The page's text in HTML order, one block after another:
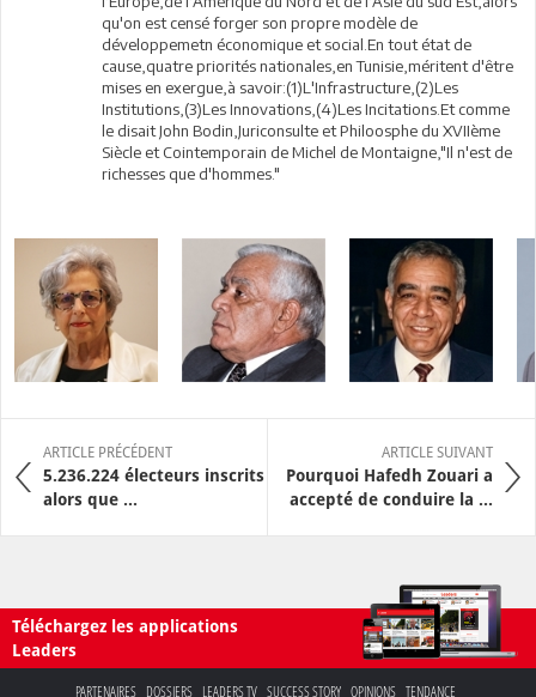
qu'on est censé forger son propre modèle de
développemetn économique et social.En tout état de
cause,quatre priorités nationales,en Tunisie,méritent d'être
mises en exergue,à savoir:(1)L'Infrastructure,(2)Les
Institutions,(3)Les Innovations,(4)Les Incitations.Et comme
le disait John Bodin,Juriconsulte et Philoosphe du XVIIème
Siècle et Cointemporain de Michel de Montaigne,"Il n'est de
richesses que d'hommes."
ARTICLE PRÉCÉDENT
5.236.224 électeurs inscrits
alors que ...
ARTICLE SUIVANT
Pourquoi Hafedh Zouari a
accepté de conduire la ...
Téléchargez les applications
Leaders
PARTENAIRES DOSSIERS LEADERS TV SUCCESS STORY OPINIONS TENDANCE